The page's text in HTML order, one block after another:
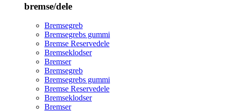
bremse/dele
Bremsegreb
Bremsegrebs gummi
Bremse Reservedele
Bremseklodser
Bremser
Bremsegreb
Bremsegrebs gummi
Bremse Reservedele
Bremseklodser
Bremser